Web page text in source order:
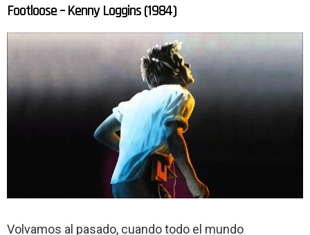
Footloose – Kenny Loggins (1984)
Volvamos al pasado, cuando todo el mundo